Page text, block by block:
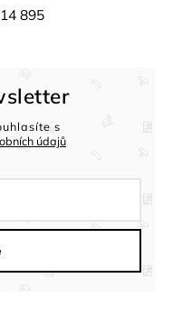
895
s
údajů